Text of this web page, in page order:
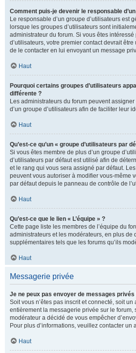
Comment puis-je devenir le responsable
Le responsable d’un groupe d’utilisateurs est
lorsque les groupes d’utilisateurs sont
administrateur du forum. Si vous êtes intéressé
d’utilisateurs, votre premier contact devrait
de le contacter en lui envoyant un message
Haut
Pourquoi certains groupes d’utilisateurs
différente ?
Les administrateurs du forum peuvent
d’un groupe d’utilisateurs afin de faciliter leur
Haut
Qu’est-ce qu’un « groupe d’utilisateurs par
Si vous êtes membre de plus d’un groupe
d’utilisateurs par défaut est utilisé afin de
et le rang qui vous sera assigné par défaut.
peuvent vous autoriser à modifier vous-même
par défaut depuis le panneau de contrôle de
Haut
Qu’est-ce que le lien « L’équipe » ?
Cette page liste les membres de l’équipe du
administrateurs et les modérateurs, en plus de
supplémentaires tels que les forums qu’ils
Haut
Messagerie privée
Je ne peux pas envoyer de messages privés
Soit vous n’êtes pas inscrit et connecté, soit
entièrement la messagerie privée sur le forum,
modérateur a décidé de vous empêcher
Pour plus d’informations, veuillez contacter un
Haut